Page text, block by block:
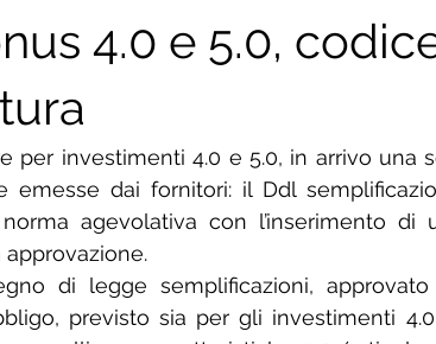
4.0 e 5.0,
per investimenti 4.0 e 5.0, in arrivo una
emesse dai fornitori: il Ddl
agevolativa con l’inserimento di
approvazione.
di legge semplificazioni,
previsto sia per gli investimenti